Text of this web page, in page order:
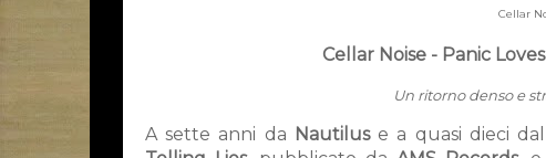
Cellar
Cellar Noise - Panic
Un ritorno denso e
A sette anni da Nautiluse a quasi dieci